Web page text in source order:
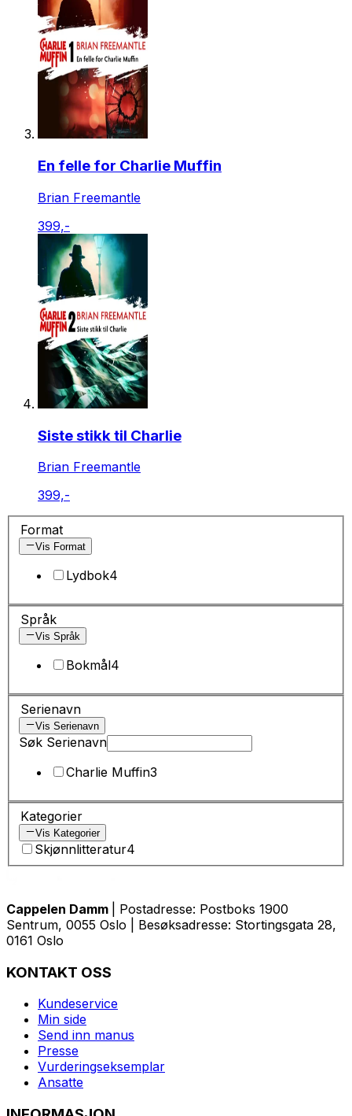
En felle for Charlie Muffin
Brian Freemantle
399,-
Siste stikk til Charlie
Brian Freemantle
399,-
Format
Vis Format
Lydbok4
Språk
Vis Språk
Bokmål4
Serienavn
Vis Serienavn
Søk Serienavn
Charlie Muffin3
Kategorier
Vis Kategorier
Skjønnlitteratur4
Cappelen Damm
| Postadresse: Postboks 1900
Sentrum, 0055 Oslo | Besøksadresse: Stortingsgata 28,
0161 Oslo
KONTAKT OSS
Kundeservice
Min side
Send inn manus
Presse
Vurderingseksemplar
Ansatte